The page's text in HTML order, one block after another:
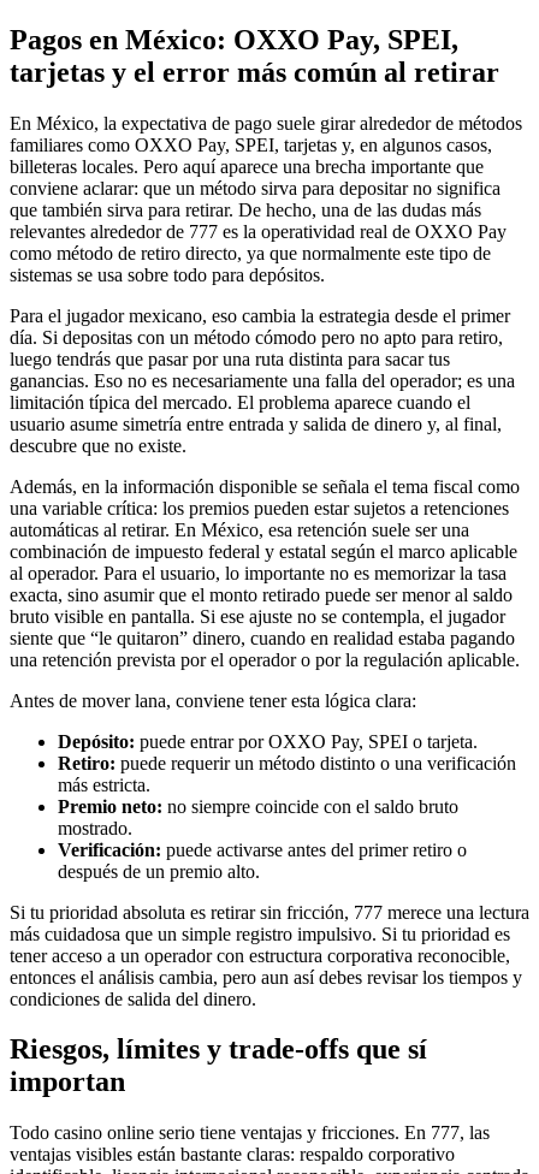
Pagos en México: OXXO Pay, SPEI,
tarjetas y el error más común al retirar
En México, la expectativa de pago suele girar alrededor de métodos
familiares como OXXO Pay, SPEI, tarjetas y, en algunos casos,
billeteras locales. Pero aquí aparece una brecha importante que
conviene aclarar: que un método sirva para depositar no significa
que también sirva para retirar. De hecho, una de las dudas más
relevantes alrededor de 777 es la operatividad real de OXXO Pay
como método de retiro directo, ya que normalmente este tipo de
sistemas se usa sobre todo para depósitos.
Para el jugador mexicano, eso cambia la estrategia desde el primer
día. Si depositas con un método cómodo pero no apto para retiro,
luego tendrás que pasar por una ruta distinta para sacar tus
ganancias. Eso no es necesariamente una falla del operador; es una
limitación típica del mercado. El problema aparece cuando el
usuario asume simetría entre entrada y salida de dinero y, al final,
descubre que no existe.
Además, en la información disponible se señala el tema fiscal como
una variable crítica: los premios pueden estar sujetos a retenciones
automáticas al retirar. En México, esa retención suele ser una
combinación de impuesto federal y estatal según el marco aplicable
al operador. Para el usuario, lo importante no es memorizar la tasa
exacta, sino asumir que el monto retirado puede ser menor al saldo
bruto visible en pantalla. Si ese ajuste no se contempla, el jugador
siente que “le quitaron” dinero, cuando en realidad estaba pagando
una retención prevista por el operador o por la regulación aplicable.
Antes de mover lana, conviene tener esta lógica clara:
Depósito: puede entrar por OXXO Pay, SPEI o tarjeta.
Retiro: puede requerir un método distinto o una verificación
más estricta.
Premio neto: no siempre coincide con el saldo bruto
mostrado.
Verificación: puede activarse antes del primer retiro o
después de un premio alto.
Si tu prioridad absoluta es retirar sin fricción, 777 merece una lectura
más cuidadosa que un simple registro impulsivo. Si tu prioridad es
tener acceso a un operador con estructura corporativa reconocible,
entonces el análisis cambia, pero aun así debes revisar los tiempos y
condiciones de salida del dinero.
Riesgos, límites y trade-offs que sí
importan
Todo casino online serio tiene ventajas y fricciones. En 777, las
ventajas visibles están bastante claras: respaldo corporativo